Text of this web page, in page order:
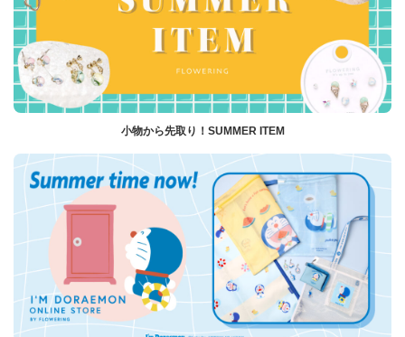
小物から先取り！SUMMER ITEM